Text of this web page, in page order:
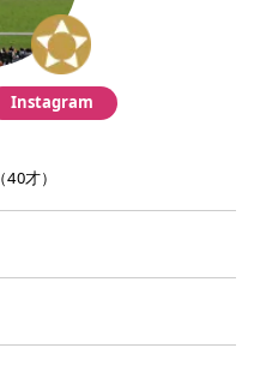
Instagram
（40才）